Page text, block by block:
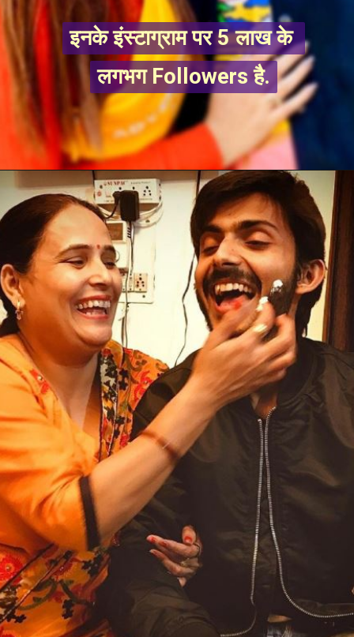
इनके इंस्टाग्राम पर 5 लाख के
लगभग Followers है.
इनके इंस्टाग्राम पर 5 लाख के
लगभग Followers है.